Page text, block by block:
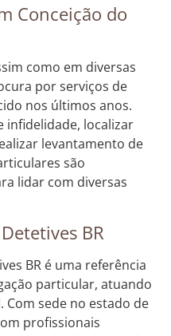
Conceição do
como em diversas
por serviços de
nos últimos anos.
infidelidade, localizar
levantamento de
são
lidar com diversas
BR
BR é uma referência
particular, atuando
Com sede no estado de
profissionais